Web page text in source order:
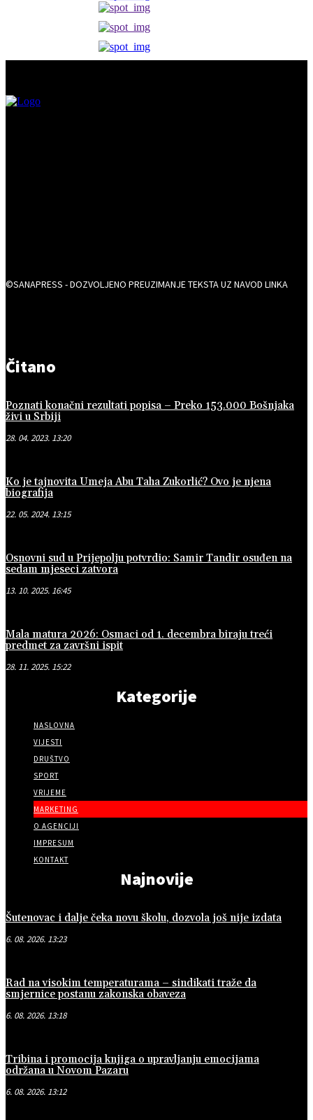
©SANAPRESS - DOZVOLJENO PREUZIMANJE TEKSTA UZ NAVOD LINKA
Čitano
Poznati konačni rezultati popisa – Preko 153.000 Bošnjaka
živi u Srbiji
28. 04. 2023. 13:20
Ko je tajnovita Umeja Abu Taha Zukorlić? Ovo je njena
biografija
22. 05. 2024. 13:15
Osnovni sud u Prijepolju potvrdio: Samir Tandir osuđen na
sedam mjeseci zatvora
13. 10. 2025. 16:45
Mala matura 2026: Osmaci od 1. decembra biraju treći
predmet za završni ispit
28. 11. 2025. 15:22
Kategorije
NASLOVNA
VIJESTI
DRUŠTVO
SPORT
VRIJEME
MARKETING
O AGENCIJI
IMPRESUM
KONTAKT
Najnovije
Šutenovac i dalje čeka novu školu, dozvola još nije izdata
6. 08. 2026. 13:23
Rad na visokim temperaturama – sindikati traže da
smjernice postanu zakonska obaveza
6. 08. 2026. 13:18
Tribina i promocija knjiga o upravljanju emocijama
održana u Novom Pazaru
6. 08. 2026. 13:12